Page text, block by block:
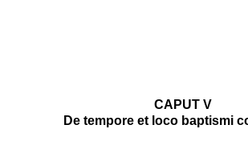
CAPUT V
De tempore et loco baptismi